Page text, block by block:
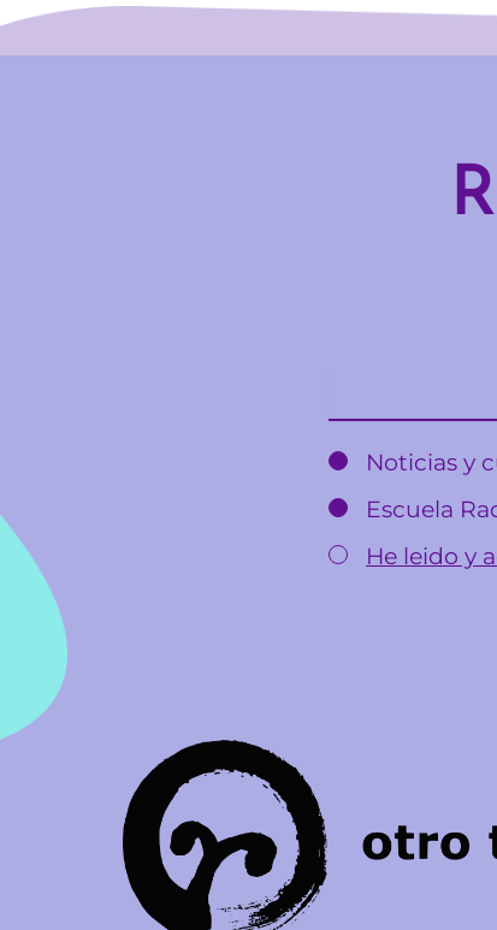
Noticias y
Escuela
He leido y